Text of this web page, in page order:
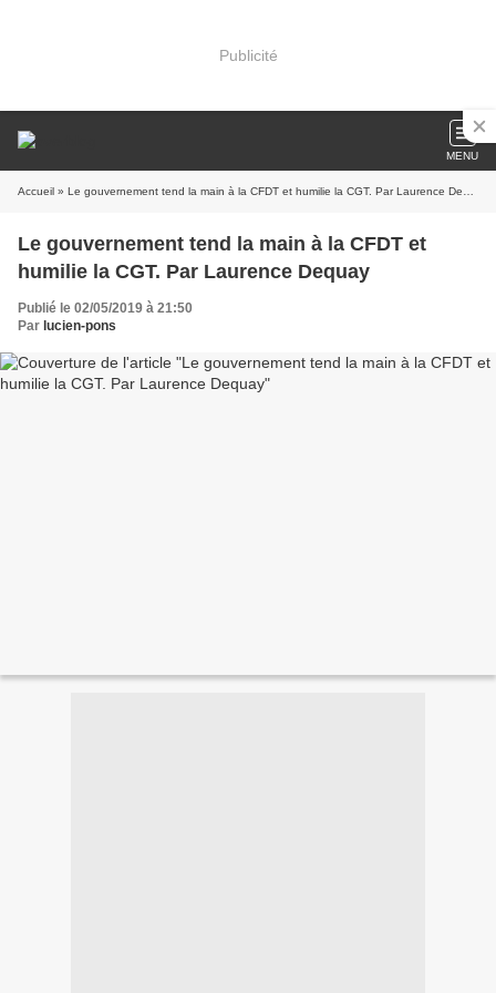
Publicité
MENU
Accueil » Le gouvernement tend la main à la CFDT et humilie la CGT. Par Laurence Dequay
Le gouvernement tend la main à la CFDT et
humilie la CGT. Par Laurence Dequay
Publié le 02/05/2019 à 21:50
Par lucien-pons